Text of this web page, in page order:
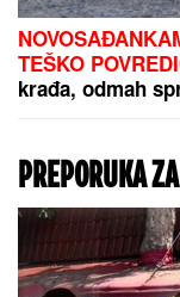
TEŠKO
krađa, odmah
PREPORUKA